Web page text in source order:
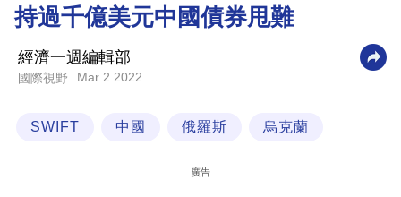
業
科
技
場
持過千億美元中國債券甩難
經濟一週編輯部
國際視野 Mar 2 2022
SWIFT 中國 俄羅斯 烏克蘭
廣告